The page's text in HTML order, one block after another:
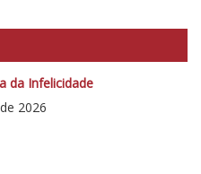
da Infelicidade
2026